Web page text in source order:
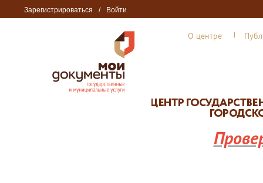
Зарегистрироваться / Войти
О центре